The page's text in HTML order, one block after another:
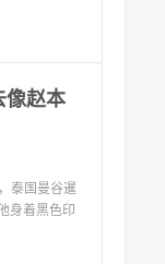
像赵本
泰国曼谷暹
身着黑色印